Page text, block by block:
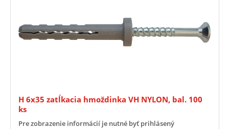
H 6x35 zatĺkacia hmoždinka VH NYLON, bal. 100
ks
Pre zobrazenie informácií je nutné byť prihlásený